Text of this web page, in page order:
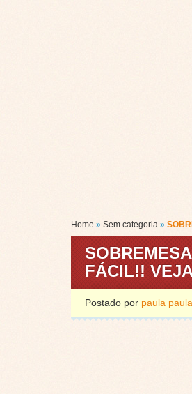
Home » Sem categoria »
FÁCIL!!
Postado por paula paula